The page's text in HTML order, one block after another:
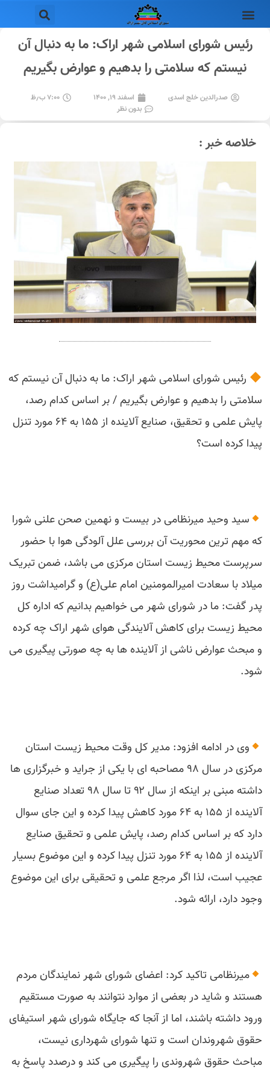
رئیس شورای اسلامی شهر اراک: ما به دنبال آن
نیستم که سلامتی را بدهیم و عوارض بگیریم
صدرالدین خلج اسدی اسفند ۱۹, ۱۴۰۰
۷:۰۰ ب٫ظ
بدون نظر
خلاصه خبر :
رئیس شورای اسلامی شهر اراک: ما به دنبال آن نیستم که
سلامتی را بدهیم و عوارض بگیریم / بر اساس کدام رصد،
پایش علمی و تحقیق، صنایع آلاینده از ۱۵۵ به ۶۴ مورد تنزل
پیدا کرده است؟
سید وحید میرنظامی در بیست و نهمین صحن علنی شورا
که مهم ترین محوریت آن بررسی علل آلودگی هوا با حضور
سرپرست محیط زیست استان مرکزی می باشد، ضمن تبریک
میلاد با سعادت امیرالمومنین امام علی(ع) و گرامیداشت روز
پدر گفت: ما در شورای شهر می خواهیم بدانیم که اداره کل
محیط زیست برای کاهش آلایندگی هوای شهر اراک چه کرده
و مبحث عوارض ناشی از آلاینده ها به چه صورتی پیگیری می
شود.
وی در ادامه افزود: مدیر کل وقت محیط زیست استان
مرکزی در سال ۹۸ مصاحبه ای با یکی از جراید و خبرگزاری ها
داشته مبنی بر اینکه از سال ۹۲ تا سال ۹۸ تعداد صنایع
آلاینده از ۱۵۵ به ۶۴ مورد کاهش پیدا کرده و این جای سوال
دارد که بر اساس کدام رصد، پایش علمی و تحقیق صنایع
آلاینده از ۱۵۵ به ۶۴ مورد تنزل پیدا کرده و این موضوع بسیار
عجیب است، لذا اگر مرجع علمی و تحقیقی برای این موضوع
وجود دارد، ارائه شود.
میرنظامی تاکید کرد: اعضای شورای شهر نمایندگان مردم
هستند و شاید در بعضی از موارد نتوانند به صورت مستقیم
ورود داشته باشند، اما از آنجا که جایگاه شورای شهر استیفای
حقوق شهروندان است و تنها شورای شهرداری نیست،
مباحث حقوق شهروندی را پیگیری می کند و درصدد پاسخ به